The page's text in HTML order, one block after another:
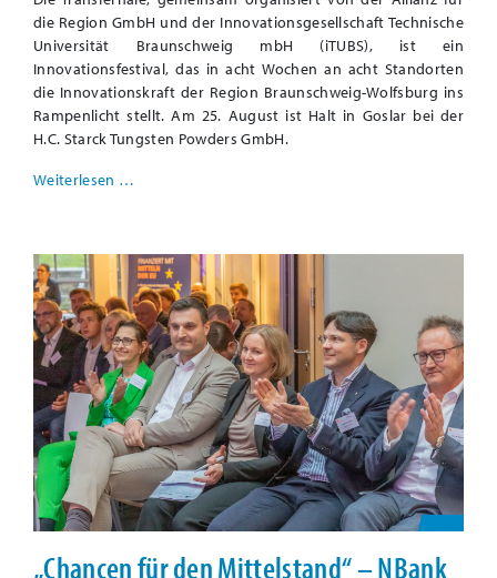
die Region GmbH und der Innovationsgesellschaft Technische
Universität Braunschweig mbH (iTUBS), ist ein
Innovationsfestival, das in acht Wochen an acht Standorten
die Innovationskraft der Region Braunschweig-Wolfsburg ins
Rampenlicht stellt. Am 25. August ist Halt in Goslar bei der
H.C. Starck Tungsten Powders GmbH.
Weiterlesen …
„Chancen für den Mittelstand“ – NBank